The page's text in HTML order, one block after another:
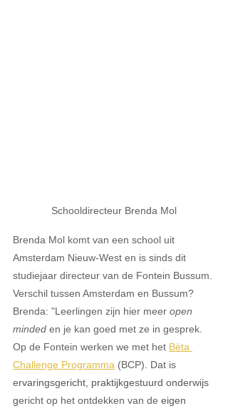
Schooldirecteur Brenda Mol
Brenda Mol komt van een school uit
Amsterdam Nieuw-West en is sinds dit
studiejaar directeur van de Fontein Bussum.
Verschil tussen Amsterdam en Bussum?
Brenda: "Leerlingen zijn hier meer open
minded en je kan goed met ze in gesprek.
Op de Fontein werken we met het Bèta
Challenge Programma (BCP). Dat is
ervaringsgericht, praktijkgestuurd onderwijs
gericht op het ontdekken van de eigen